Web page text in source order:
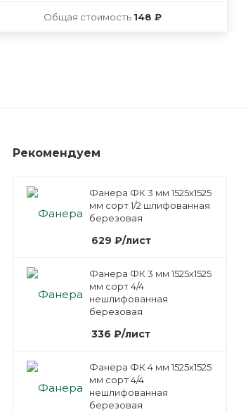
Общая стоимость 148 ₽
Рекомендуем
Фанера ФК 3 мм 1525х1525
мм сорт 1/2 шлифованная
березовая
629 ₽/лист
Фанера ФК 3 мм 1525х1525
мм сорт 4/4
нешлифованная
березовая
336 ₽/лист
Фанера ФК 4 мм 1525х1525
мм сорт 4/4
нешлифованная
березовая